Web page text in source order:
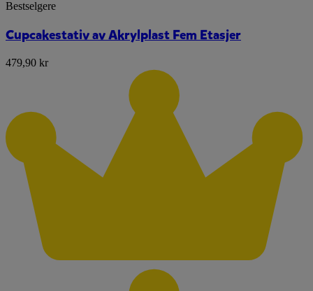
Bestselgere
Cupcakestativ av Akrylplast Fem Etasjer
479,90 kr